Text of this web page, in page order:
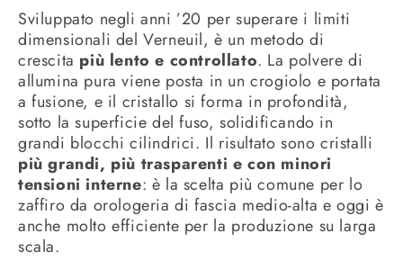
Sviluppato negli anni ’20 per superare i limiti
dimensionali del Verneuil, è un metodo di
crescita più lento e controllato. La polvere di
allumina pura viene posta in un crogiolo e portata
a fusione, e il cristallo si forma in profondità,
sotto la superficie del fuso, solidificando in
grandi blocchi cilindrici. Il risultato sono cristalli
più grandi, più trasparenti e con minori
tensioni interne: è la scelta più comune per lo
zaffiro da orologeria di fascia medio-alta e oggi è
anche molto efficiente per la produzione su larga
scala.